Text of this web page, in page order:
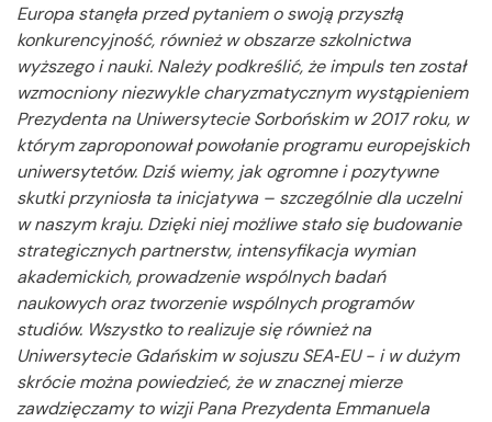
Europa stanęła przed pytaniem o swoją przyszłą
konkurencyjność, również w obszarze szkolnictwa
wyższego i nauki. Należy podkreślić, że impuls ten został
wzmocniony niezwykle charyzmatycznym wystąpieniem
Prezydenta na Uniwersytecie Sorbońskim w 2017 roku, w
którym zaproponował powołanie programu europejskich
uniwersytetów. Dziś wiemy, jak ogromne i pozytywne
skutki przyniosła ta inicjatywa – szczególnie dla uczelni
w naszym kraju. Dzięki niej możliwe stało się budowanie
strategicznych partnerstw, intensyfikacja wymian
akademickich, prowadzenie wspólnych badań
naukowych oraz tworzenie wspólnych programów
studiów. Wszystko to realizuje się również na
Uniwersytecie Gdańskim w sojuszu SEA‑EU - i w dużym
skrócie można powiedzieć, że w znacznej mierze
zawdzięczamy to wizji Pana Prezydenta Emmanuela